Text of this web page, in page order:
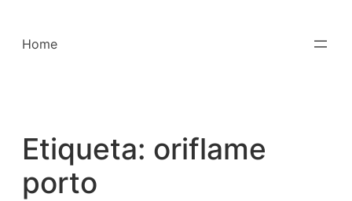
para
Home
Etiqueta: oriflame
porto